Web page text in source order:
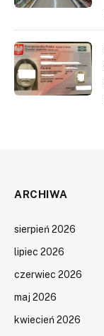
ARCHIWA
sierpień 2026
lipiec 2026
czerwiec 2026
maj 2026
kwiecień 2026